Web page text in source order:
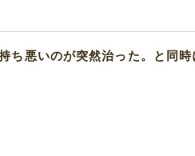
ち悪いのが突然治った。と同